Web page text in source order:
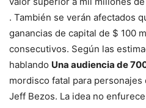
. También se verán afectados
ganancias de capital de $ 100
consecutivos. Según las
hablando Una audiencia de
mordisco fatal para
Jeff Bezos. La idea no